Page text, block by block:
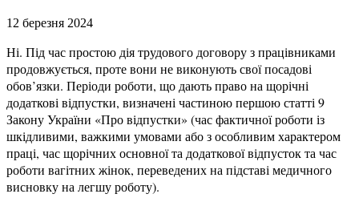
12 березня 2024
Ні. Під час простою дія трудового договору з працівниками
продовжується, проте вони не виконують свої посадові
обов’язки. Періоди роботи, що дають право на щорічні
додаткові відпустки, визначені частиною першою статті 9
Закону України «Про відпустки» (час фактичної роботи із
шкідливими, важкими умовами або з особливим характером
праці, час щорічних основної та додаткової відпусток та час
роботи вагітних жінок, переведених на підставі медичного
висновку на легшу роботу).